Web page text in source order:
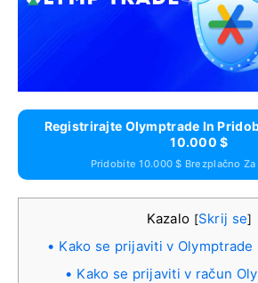
Registrirajte Olymptrade In
10.000 $
Pridobite 10.000 $ Brezplačno
Kazalo [Skrij se]
Kako se prijaviti v Olymptrade
Kako se prijaviti v račun